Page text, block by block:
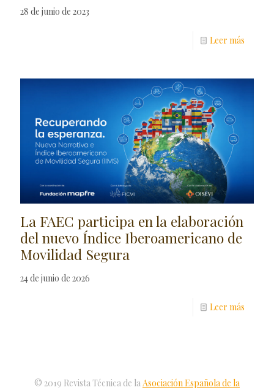
28 de junio de 2023
Leer más
La FAEC participa en la elaboración
del nuevo Índice Iberoamericano de
Movilidad Segura
24 de junio de 2026
Leer más
© 2019 Revista Técnica de la Asociación Española de la